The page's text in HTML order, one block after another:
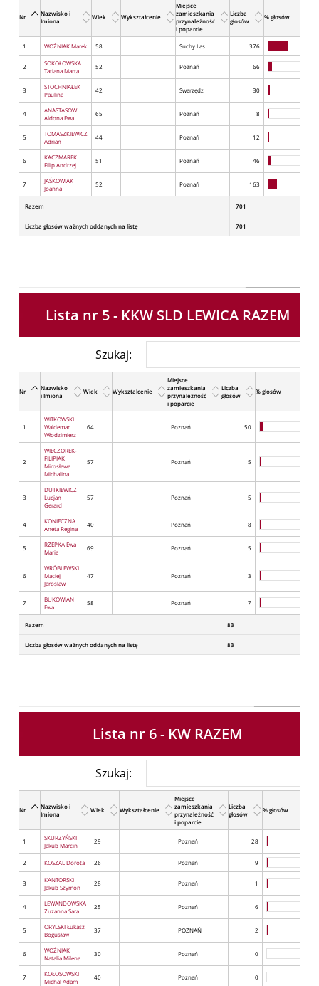
Nr
Nazwisko i
Imiona
Wiek Wykształcenie
Miejsce
zamieszkania
przynależność
i poparcie
Liczba
głosów
% głosów
1 WOŹNIAK Marek 58 Suchy Las 376
2
SOKOŁOWSKA
Tatiana Marta
52 Poznań 66
3
STOCHNIAŁEK
Paulina
42 Swarzędz 30
4
ANASTASOW
Aldona Ewa
65 Poznań 8
5
TOMASZKIEWICZ
Adrian
44 Poznań 12
6
KACZMAREK
Filip Andrzej
51 Poznań 46
7
JAŚKOWIAK
Joanna
52 Poznań 163
Razem 701
Liczba głosów ważnych oddanych na listę 701
Lista nr 5 - KKW SLD LEWICA RAZEM
Szukaj:
Nr
Nazwisko
i Imiona
Wiek Wykształcenie
Miejsce
zamieszkania
przynależność
i poparcie
Liczba
głosów
% głosów
1
WITKOWSKI
Waldemar
Włodzimierz
64 Poznań 50
2
WIECZOREK-
FILIPIAK
Mirosława
Michalina
57 Poznań 5
3
DUTKIEWICZ
Lucjan
Gerard
57 Poznań 5
4
KONIECZNA
Aneta Regina
40 Poznań 8
5
RZEPKA Ewa
Maria
69 Poznań 5
6
WRÓBLEWSKI
Maciej
Jarosław
47 Poznań 3
7
BUKOWIAN
Ewa
58 Poznań 7
Razem 83
Liczba głosów ważnych oddanych na listę 83
Lista nr 6 - KW RAZEM
Szukaj:
Nr
Nazwisko i
Imiona
Wiek Wykształcenie
Miejsce
zamieszkania
przynależność
i poparcie
Liczba
głosów
% głosów
1
SKURZYŃSKI
Jakub Marcin
29 Poznań 28
2 KOSZAL Dorota 26 Poznań 9
3
KANTORSKI
Jakub Szymon
28 Poznań 1
4
LEWANDOWSKA
Zuzanna Sara
25 Poznań 6
5
ORYLSKI Łukasz
Bogusław
37 POZNAŃ 2
6
WOŹNIAK
Natalia Milena
30 Poznań 0
7
KOŁOSOWSKI
Michał Adam
40 Poznań 0